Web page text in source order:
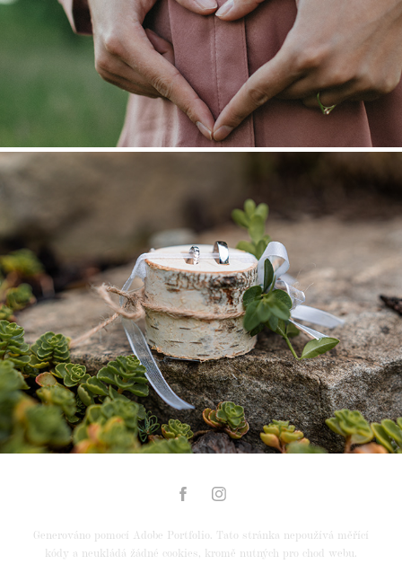
2021
Svatba náhled
2024
Generováno pomocí Adobe Portfolio
. Tato stránka nepoužívá měřící
kódy a neukládá žádné cookies, kromě nutných pro chod webu.